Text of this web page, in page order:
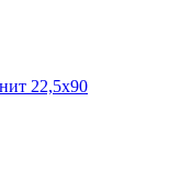
22,5x90